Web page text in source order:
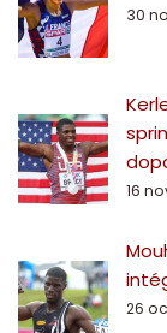
30
16
26